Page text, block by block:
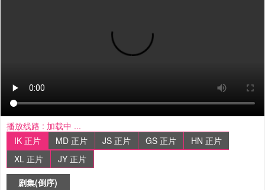
播放线路 : 加载中 ...
IK 正片
MD 正片 JS 正片 GS 正片
HN 正片
XL 正片
JY 正片
剧集(倒序)